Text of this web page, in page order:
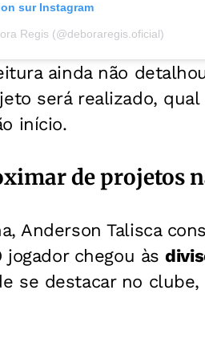
sur Instagram
Regis (@deboraregis.oficial)
ainda não
será realizado,
início.
de projetos
Anderson Talisca
jogador chegou às
se destacar no